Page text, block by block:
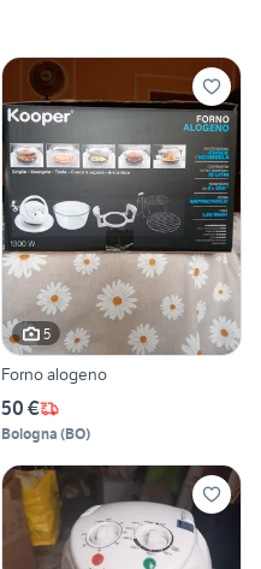
5
Forno alogeno
50 €
Bologna (BO)